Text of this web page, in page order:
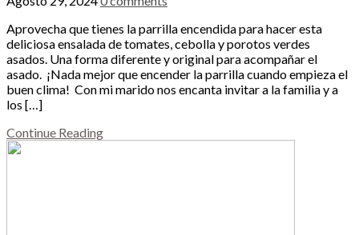
Aprovecha que tienes la parrilla encendida para hacer esta
deliciosa ensalada de tomates, cebolla y porotos verdes
asados. Una forma diferente y original para acompañar el
asado. ¡Nada mejor que encender la parrilla cuando empieza el
buen clima! Con mi marido nos encanta invitar a la familia y a
los […]
Continue Reading